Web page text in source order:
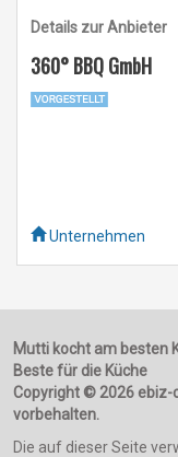
Details zur Anbieter
360° BBQ GmbH
Unternehmen
Mutti kocht am besten
Beste für die Küche
Copyright © 2026 ebiz-
vorbehalten.
Die auf dieser Seite